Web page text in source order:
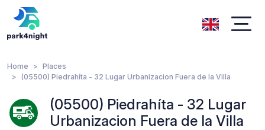
Home
Places
(05500) Piedrahíta - 32 Lugar Urbanizacion Fuera de la Villa
(05500) Piedrahíta - 32 Lugar
Urbanizacion Fuera de la Villa